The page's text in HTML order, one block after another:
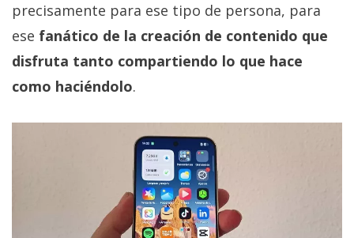
precisamente para ese tipo de persona, para
ese fanático de la creación de contenido que
disfruta tanto compartiendo lo que hace
como haciéndolo.